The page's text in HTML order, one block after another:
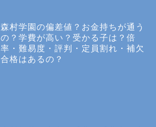
森村学園の偏差値？お金持ちが通う
の？学費が高い？受かる子は？倍
率・難易度・評判・定員割れ・補欠
合格はあるの？